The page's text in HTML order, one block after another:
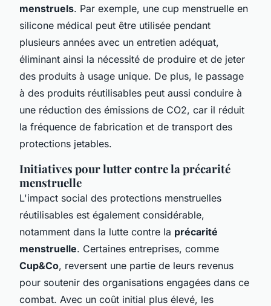
menstruels. Par exemple, une cup menstruelle en
silicone médical peut être utilisée pendant
plusieurs années avec un entretien adéquat,
éliminant ainsi la nécessité de produire et de jeter
des produits à usage unique. De plus, le passage
à des produits réutilisables peut aussi conduire à
une réduction des émissions de CO2, car il réduit
la fréquence de fabrication et de transport des
protections jetables.
Initiatives pour lutter contre la précarité
menstruelle
L'impact social des protections menstruelles
réutilisables est également considérable,
notamment dans la lutte contre la précarité
menstruelle. Certaines entreprises, comme
Cup&Co, reversent une partie de leurs revenus
pour soutenir des organisations engagées dans ce
combat. Avec un coût initial plus élevé, les